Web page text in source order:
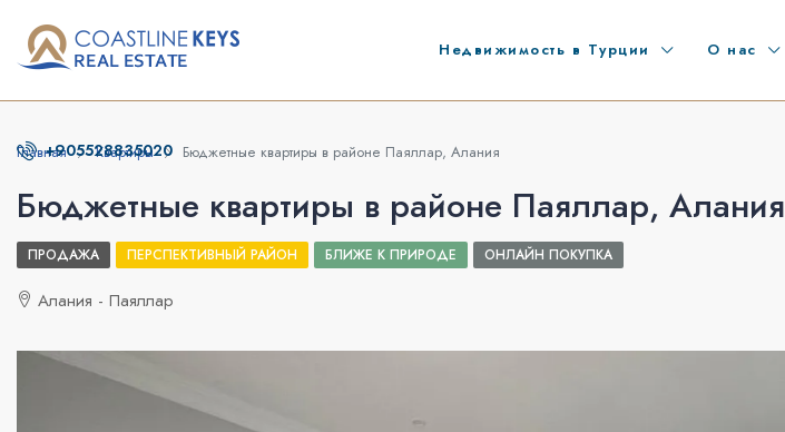
Недвижимость в Турции О нас
+905528835020
Главная Квартиры Бюджетные квартиры в районе Паяллар, Алания
Бюджетные квартиры в районе Паяллар, Алания
ПРОДАЖА ПЕРСПЕКТИВНЫЙ РАЙОН БЛИЖЕ К ПРИРОДЕ ОНЛАЙН ПОКУПКА
Алания - Паяллар